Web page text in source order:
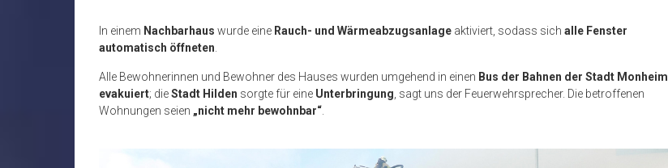
In einem Nachbarhaus wurde eine Rauch- und Wärmeabzugsanlage aktiviert, sodass sich alle Fenster
automatisch öffneten.
Alle Bewohnerinnen und Bewohner des Hauses wurden umgehend in einen Bus der Bahnen der Stadt Monheim
evakuiert; dieStadt Hilden sorgte für eine Unterbringung, sagt uns der Feuerwehrsprecher. Die betroffenen
Wohnungen seien „nicht mehr bewohnbar“.